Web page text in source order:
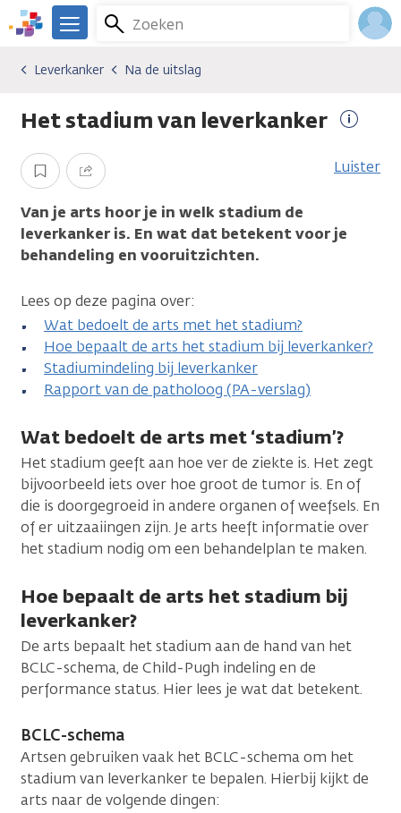
Overslaan
en
gaan
We
er
je.
Zoeken
Menu
Kankersoorten
Leverkanker
Na de uitslag
Leverkanker Na de uitslag
Het stadium van leverkanker
Opslaan Delen Luister
Van je arts hoor je in welk stadium de
leverkanker is. En wat dat betekent voor je
behandeling en vooruitzichten.
Lees op deze pagina over:
Wat bedoelt de arts met het stadium?
Hoe bepaalt de arts het stadium bij leverkanker?
Stadiumindeling bij leverkanker
Rapport van de patholoog (PA-verslag)
Wat bedoelt de arts met ‘stadium’?
Het stadium geeft aan hoe ver de ziekte is. Het zegt
bijvoorbeeld iets over hoe groot de tumor is. En of
die is doorgegroeid in andere organen of weefsels. En
of er uitzaaiingen zijn. Je arts heeft informatie over
het stadium nodig om een behandelplan te maken.
Hoe bepaalt de arts het stadium bij
leverkanker?
De arts bepaalt het stadium aan de hand van het
BCLC-schema, de Child-Pugh indeling en de
performance status. Hier lees je wat dat betekent.
BCLC-schema
Artsen gebruiken vaak het BCLC-schema om het
stadium van leverkanker te bepalen. Hierbij kijkt de
arts naar de volgende dingen: